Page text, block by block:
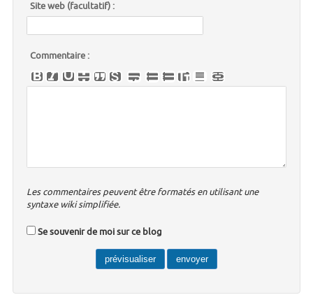
Site web (facultatif) :
Commentaire :
Les commentaires peuvent être formatés en utilisant une
syntaxe wiki simplifiée.
Se souvenir de moi sur ce blog